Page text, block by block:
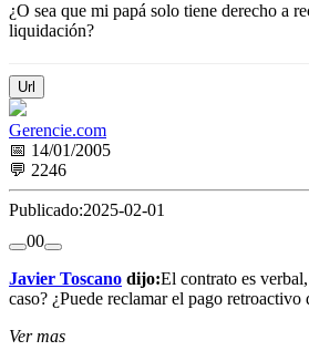
¿O sea que mi papá solo tiene derecho a
liquidación?
Url
Gerencie.com
📅 14/01/2005
💬 2246
Publicado:2025-02-01
00
Javier Toscano dijo:El contrato es
caso? ¿Puede reclamar el pago retroactivo
Ver mas